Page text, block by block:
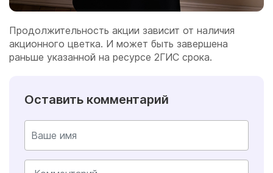
Продолжительность акции зависит от наличия
акционного цветка. И может быть завершена
раньше указанной на ресурсе 2ГИС срока.
Оставить комментарий